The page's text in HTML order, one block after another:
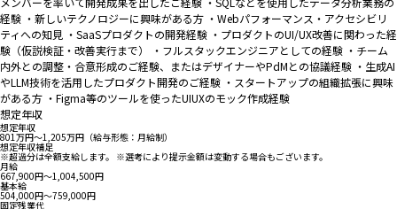
経験 ・新しいテクノロジーに興味がある方 ・Webパフォーマンス・アクセシビリ
ティへの知見 ・SaaSプロダクトの開発経験 ・プロダクトのUI/UX改善に関わった経
験（仮説検証・改善実行まで） ・フルスタックエンジニアとしての経験 ・チーム
内外との調整・合意形成のご経験、またはデザイナーやPdMとの協議経験 ・生成AI
やLLM技術を活用したプロダクト開発のご経験 ・スタートアップの組織拡張に興味
がある方 ・Figma等のツールを使ったUIUXのモック作成経験
想定年収
想定年収
801万円〜1,205万円（給与形態：月給制）
想定年収補足
※超過分は全額⽀給します。 ※選考により提⽰⾦額は変動する場合もございます。
月給
667,900円〜1,004,500円
基本給
504,000円〜759,000円
固定残業代